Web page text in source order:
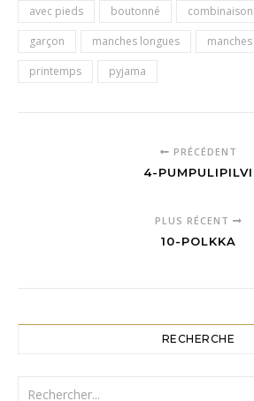
avec pieds
boutonné combinaison
garçon
manches longues
printemps
pyjama
PRÉCÉDENT
4-PUMPULIPILVI
PLUS RÉCENT
10-POLKKA
RECHERCHE